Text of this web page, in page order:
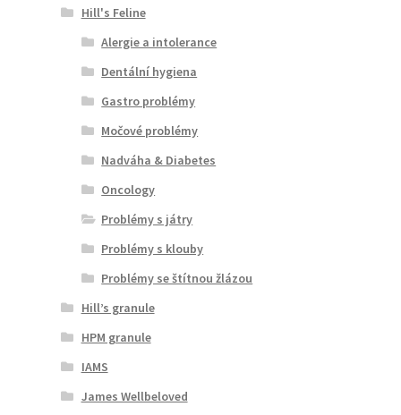
Hill's Feline
Alergie a intolerance
Dentální hygiena
Gastro problémy
Močové problémy
Nadváha & Diabetes
Oncology
Problémy s játry
Problémy s klouby
Problémy se štítnou žlázou
Hill’s granule
HPM granule
IAMS
James Wellbeloved